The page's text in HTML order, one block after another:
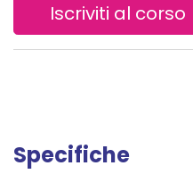
Iscriviti al corso
Specifiche